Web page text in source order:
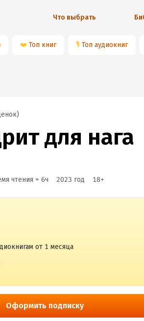
Что выбрать
❤️ Топ книг 🎙 Топ аудиокниг
)
для нага
чтения ≈ 6ч 2023 год 18+
от 1 месяца
Оформить подписку